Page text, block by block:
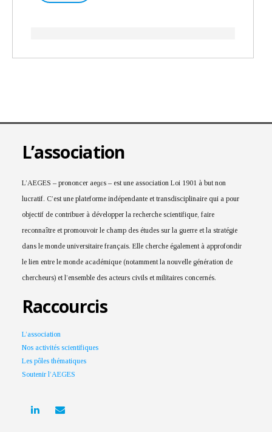
L’association
L’AEGES – prononcer aeɡɛs – est une association Loi 1901 à but non
lucratif. C’est une plateforme indépendante et transdisciplinaire qui a pour
objectif de contribuer à développer la recherche scientifique, faire
reconnaître et promouvoir le champ des études sur la guerre et la stratégie
dans le monde universitaire français. Elle cherche également à approfondir
le lien entre le monde académique (notamment la nouvelle génération de
chercheurs) et l’ensemble des acteurs civils et militaires concernés.
Raccourcis
L’association
Nos activités scientifiques
Les pôles thématiques
Soutenir l’AEGES